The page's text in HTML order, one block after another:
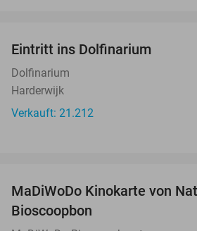
Eintritt ins Dolfinarium
Dolfinarium
Harderwijk
Verkauft: 21.212
MaDiWoDo Kinokarte von
Bioscoopbon